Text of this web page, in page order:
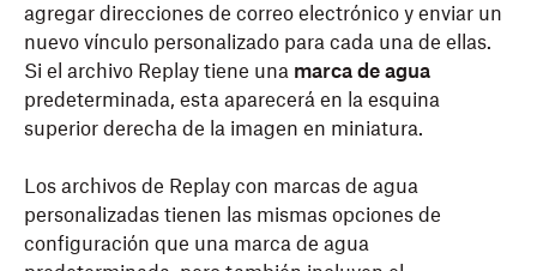
agregar direcciones de correo electrónico y enviar un
nuevo vínculo personalizado para cada una de ellas.
Si el archivo Replay tiene una marca de agua
predeterminada, esta aparecerá en la esquina
superior derecha de la imagen en miniatura.
Los archivos de Replay con marcas de agua
personalizadas tienen las mismas opciones de
configuración que una marca de agua